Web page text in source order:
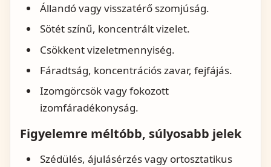
Állandó vagy visszatérő szomjúság.
Sötét színű, koncentrált vizelet.
Csökkent vizeletmennyiség.
Fáradtság, koncentrációs zavar, fejfájás.
Izomgörcsök vagy fokozott
izomfáradékonyság.
Figyelemre méltóbb, súlyosabb jelek
Szédülés, ájulásérzés vagy ortosztatikus